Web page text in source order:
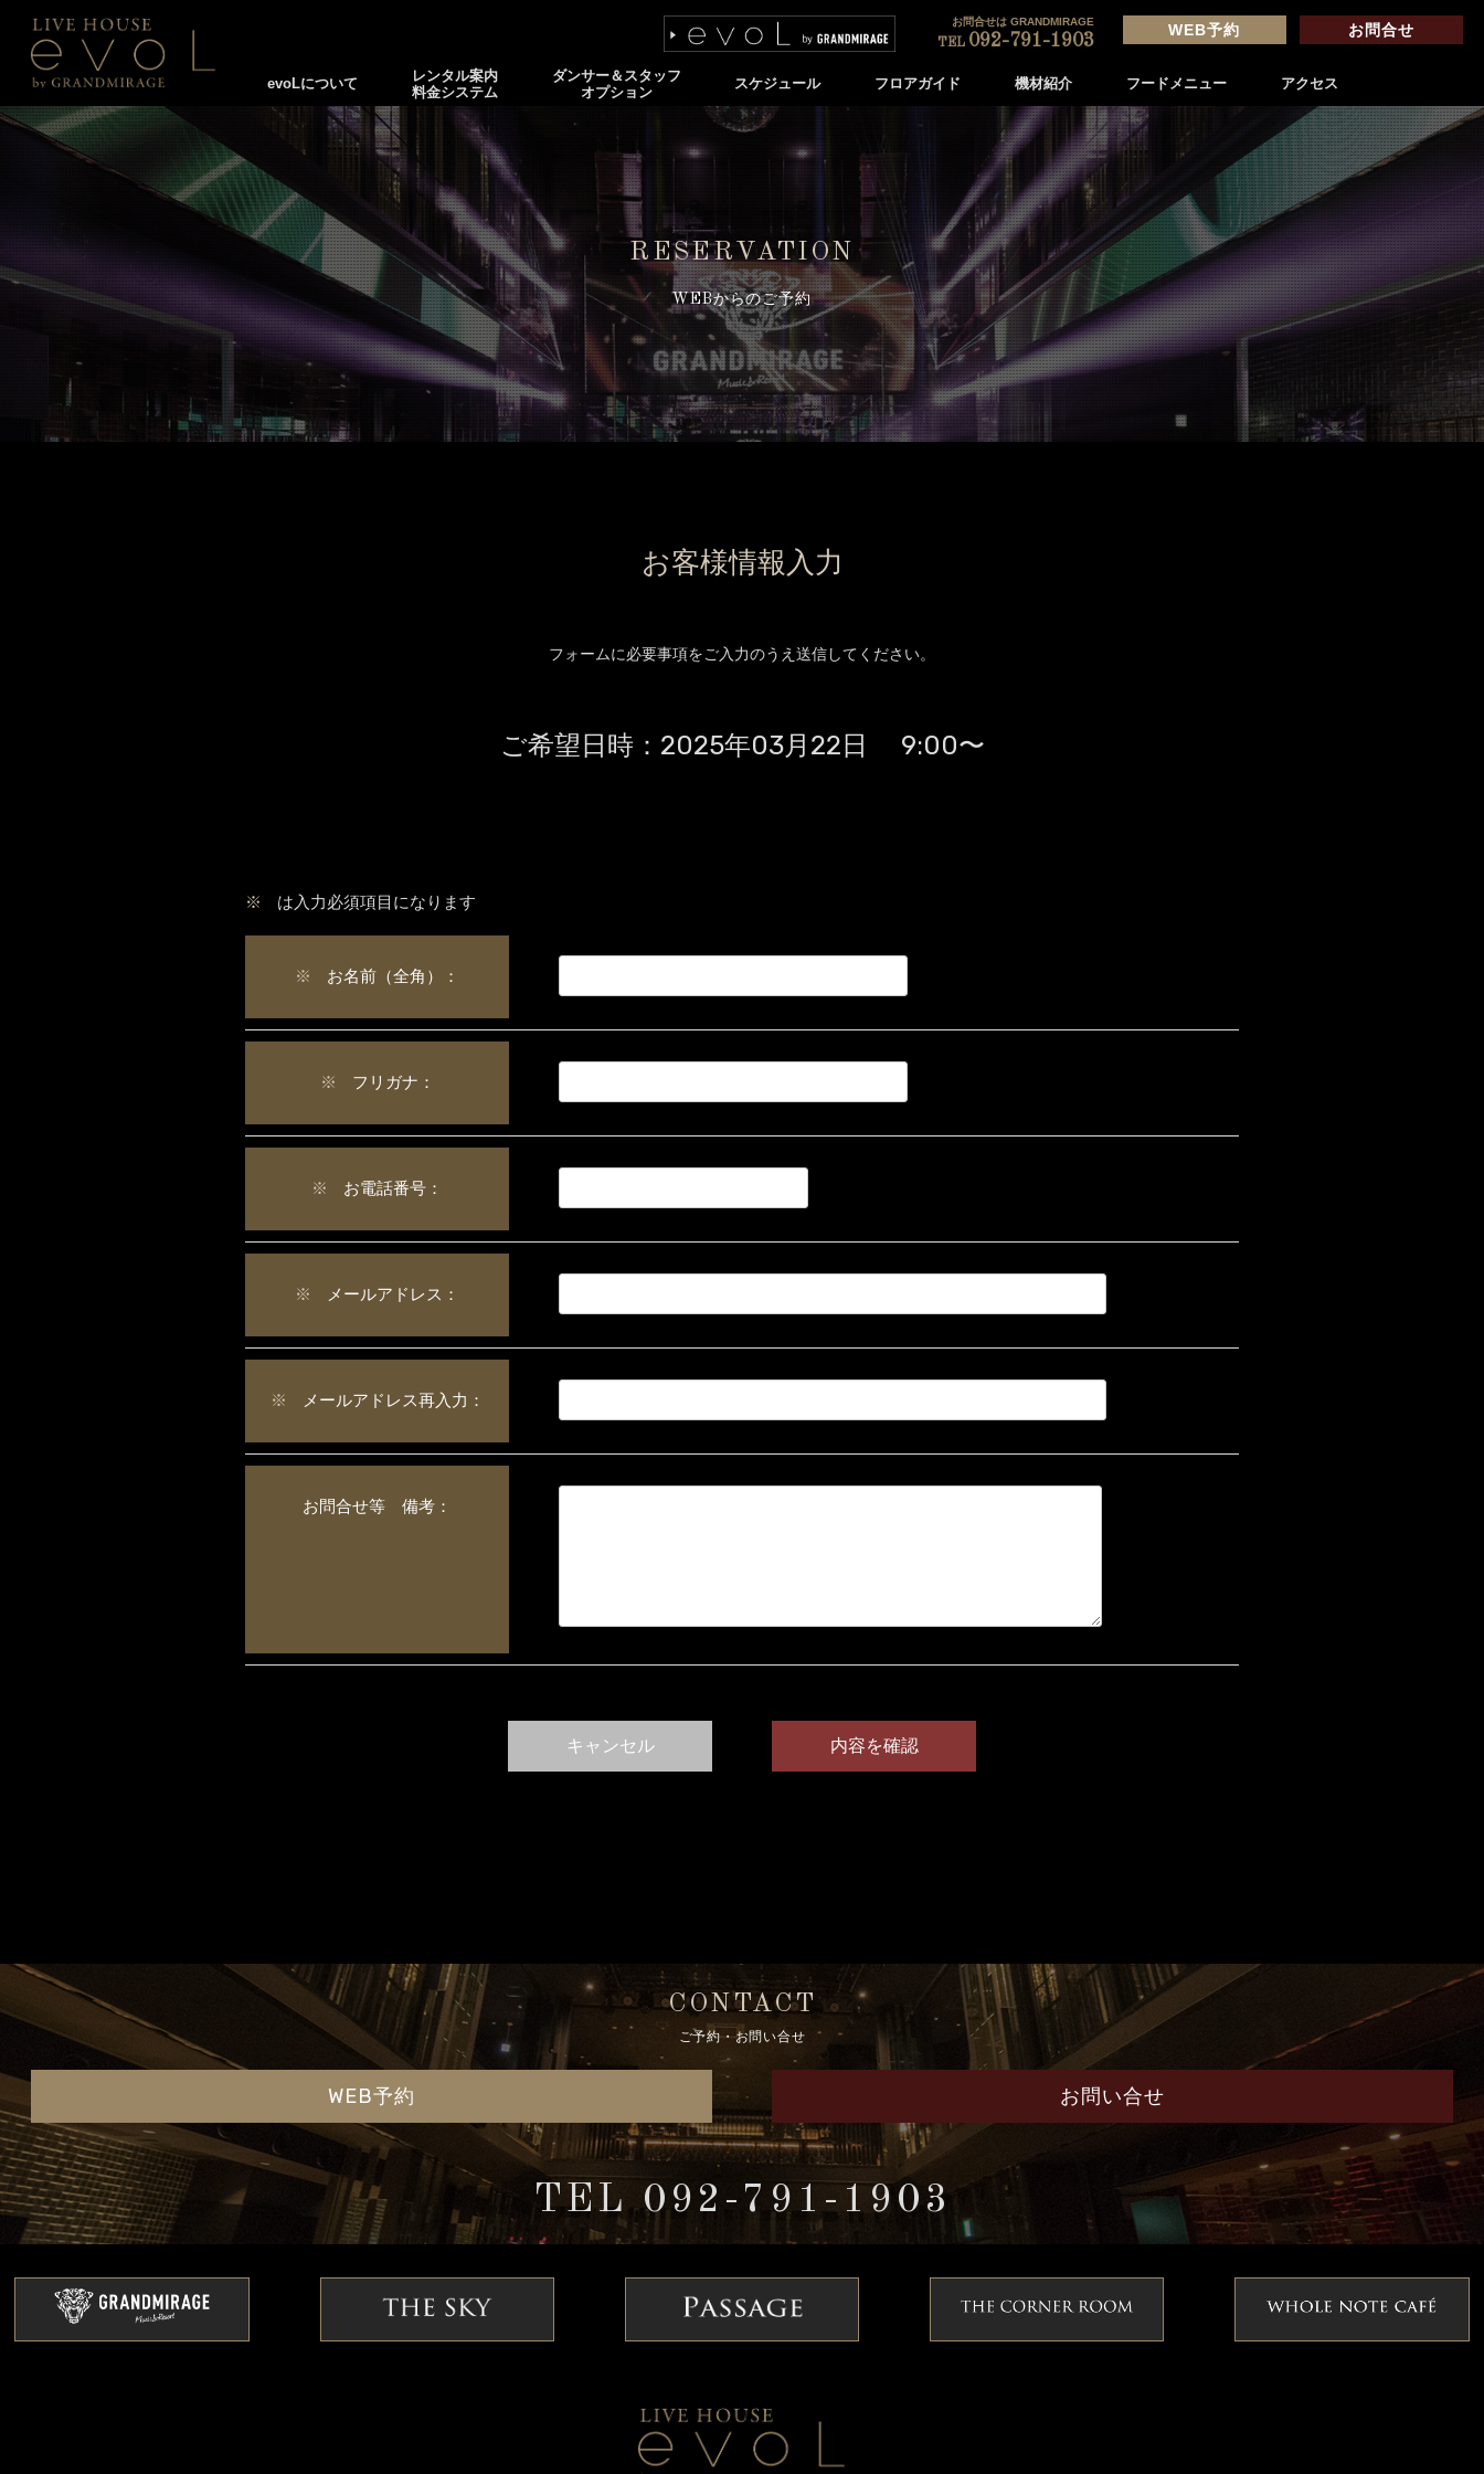
evoLについて
レンタル案内
料金システム
ダンサー＆スタッフ
オプション
スケジュール フロアガイド 機材紹介 フードメニュー アクセス
お問合せは GRANDMIRAGE
TEL 092-791-1903
WEB予約 お問合せ
RESERVATION
WEBからのご予約
お客様情報入力
フォームに必要事項をご入力のうえ送信してください。
ご希望日時： 2025年03月22日 9:00〜
※ は入力必須項目になります
※ お名前（全角）：
※ フリガナ：
※ お電話番号：
※ メールアドレス：
※ メールアドレス再入力：
お問合せ等 備考：
CONTACT
ご予約・お問い合せ
WEB予約 お問い合せ
TEL 092-791-1903